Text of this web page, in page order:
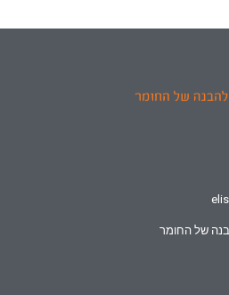
של החומר